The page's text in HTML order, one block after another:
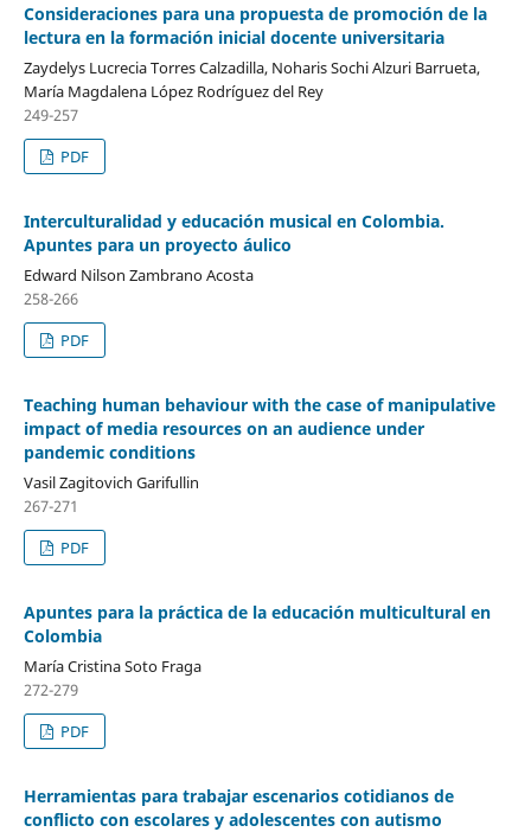
Consideraciones para una propuesta de promoción de la
lectura en la formación inicial docente universitaria
Zaydelys Lucrecia Torres Calzadilla, Noharis Sochi Alzuri Barrueta,
María Magdalena López Rodríguez del Rey
249-257
PDF
Interculturalidad y educación musical en Colombia.
Apuntes para un proyecto áulico
Edward Nilson Zambrano Acosta
258-266
PDF
Teaching human behaviour with the case of manipulative
impact of media resources on an audience under
pandemic conditions
Vasil Zagitovich Garifullin
267-271
PDF
Apuntes para la práctica de la educación multicultural en
Colombia
María Cristina Soto Fraga
272-279
PDF
Herramientas para trabajar escenarios cotidianos de
conflicto con escolares y adolescentes con autismo